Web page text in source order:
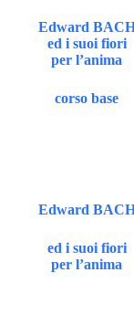
Edward
ed i suoi fiori
per l’anima
corso base
Edward
ed i suoi fiori
per l’anima